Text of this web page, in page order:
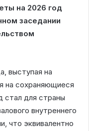
на 2026 год
заседании
выступая на
на сохраняющиеся
стал для страны
внутреннего
что эквивалентно